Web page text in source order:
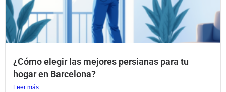
¿Cómo elegir las mejores persianas para tu
hogar en Barcelona?
Leer más